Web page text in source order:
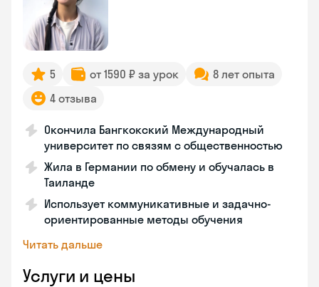
5 от 1590 ₽ за урок
8 лет опыта
4 отзыва
Окончила Бангкокский Международный
университет по связям с общественностью
Жила в Германии по обмену и обучалась в
Таиланде
Использует коммуникативные и задачно-
ориентированные методы обучения
Читать дальше
Услуги и цены